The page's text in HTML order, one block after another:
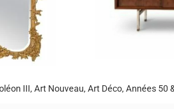
III, Art Nouveau, Art Déco, Années 50